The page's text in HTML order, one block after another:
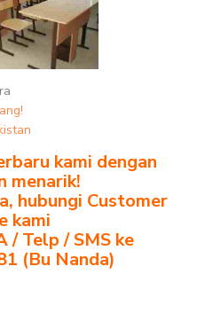
kami dengan
menarik!
hubungi Customer
kami
/ Telp / SMS ke
(Bu Nanda)